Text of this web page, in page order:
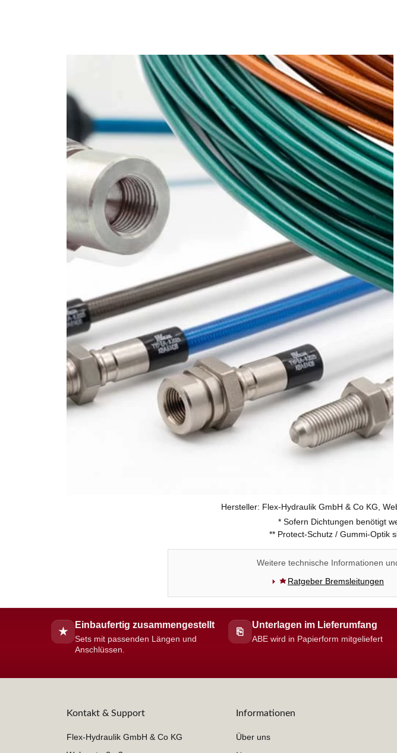
Hersteller: Flex-Hydraulik GmbH & Co KG,
* Sofern Dichtungen benötigt
** Protect-Schutz / Gummi-Optik
Weitere technische Informationen
Ratgeber Bremsleitungen
★
Einbaufertig zusammengestellt
Sets mit passenden Längen und
Anschlüssen.
⎘
Unterlagen im Lieferumfang
ABE wird in Papierform mitgeliefert
Kontakt & Support
Flex-Hydraulik GmbH & Co KG
Informationen
Über uns